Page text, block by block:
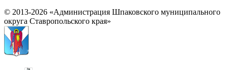
© 2013-2026 «Администрация Шпаковского муниципального
округа Ставропольского края»